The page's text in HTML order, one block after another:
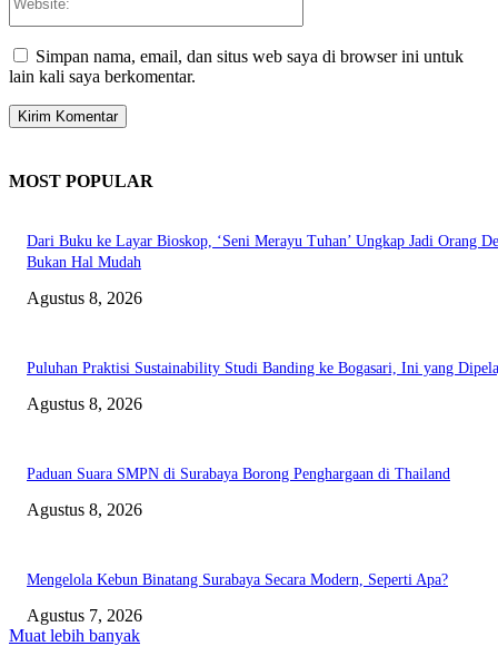
Simpan nama, email, dan situs web saya di browser ini untuk
lain kali saya berkomentar.
MOST POPULAR
Dari Buku ke Layar Bioskop, ‘Seni Merayu Tuhan’ Ungkap Jadi Orang
Bukan Hal Mudah
Agustus 8, 2026
Puluhan Praktisi Sustainability Studi Banding ke Bogasari, Ini yang
Agustus 8, 2026
Paduan Suara SMPN di Surabaya Borong Penghargaan di Thailand
Agustus 8, 2026
Mengelola Kebun Binatang Surabaya Secara Modern, Seperti Apa?
Agustus 7, 2026
Muat lebih banyak